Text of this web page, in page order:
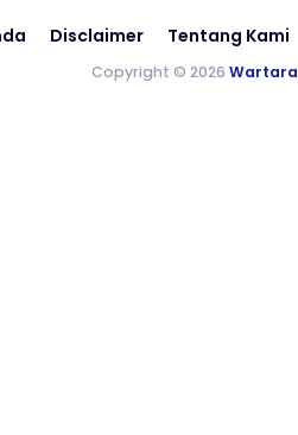
Disclaimer Tentang Kami
Copyright © 2026 Wartara